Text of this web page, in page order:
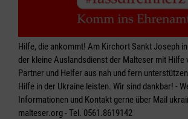
Hilfe, die ankommt! Am Kirchort Sankt Joseph
der kleine Auslandsdienst der Malteser mit Hilfe
Partner und Helfer aus nah und fern
Hilfe in der Ukraine leisten. Wir sind dankbar! -
Informationen und Kontakt gerne über Mail
malteser.org - Tel. 0561.8619142